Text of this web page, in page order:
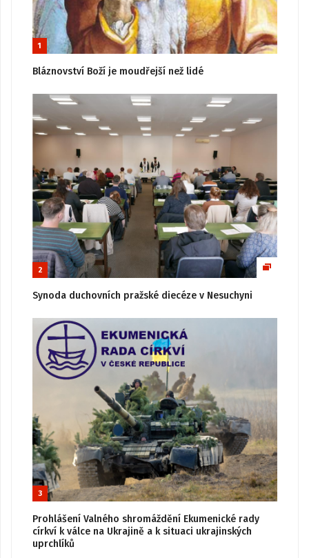
1
Bláznovství Boží je moudřejší než lidé
2
Synoda duchovních pražské diecéze v Nesuchyni
3
Prohlášení Valného shromáždění Ekumenické rady
církví k válce na Ukrajině a k situaci ukrajinských
uprchlíků